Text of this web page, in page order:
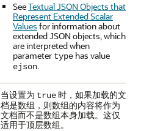
SeeTextual JSON Objects that
Represent Extended Scalar
Values for information about
extended JSON objects, which
are interpreted when
parameter type has value
ejson.
当设置为 true 时，如果加载的文
档是数组，则数组的内容将作为
文档而不是数组本身加载。这仅
适用于顶层数组。